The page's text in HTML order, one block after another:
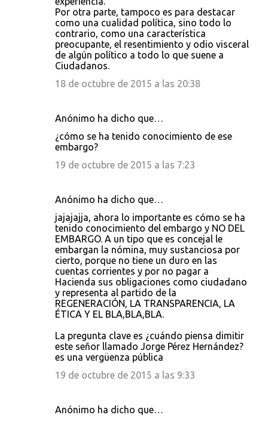
Por otra parte, tampoco es para destacar
como una cualidad política, sino todo lo
contrario, como una característica
preocupante, el resentimiento y odio visceral
de algún político a todo lo que suene a
Ciudadanos.
18 de octubre de 2015 a las 20:38
Anónimo ha dicho que…
¿cómo se ha tenido conocimiento de ese
embargo?
19 de octubre de 2015 a las 7:23
Anónimo ha dicho que…
jajajajja, ahora lo importante es cómo se ha
tenido conocimiento del embargo y NO DEL
EMBARGO. A un tipo que es concejal le
embargan la nómina, muy sustanciosa por
cierto, porque no tiene un duro en las
cuentas corrientes y por no pagar a
Hacienda sus obligaciones como ciudadano
y representa al partido de la
REGENERACIÓN, LA TRANSPARENCIA, LA
ÉTICA Y EL BLA,BLA,BLA.
La pregunta clave es ¿cuándo piensa dimitir
este señor llamado Jorge Pérez Hernández?
es una vergüenza pública
19 de octubre de 2015 a las 9:33
Anónimo ha dicho que…